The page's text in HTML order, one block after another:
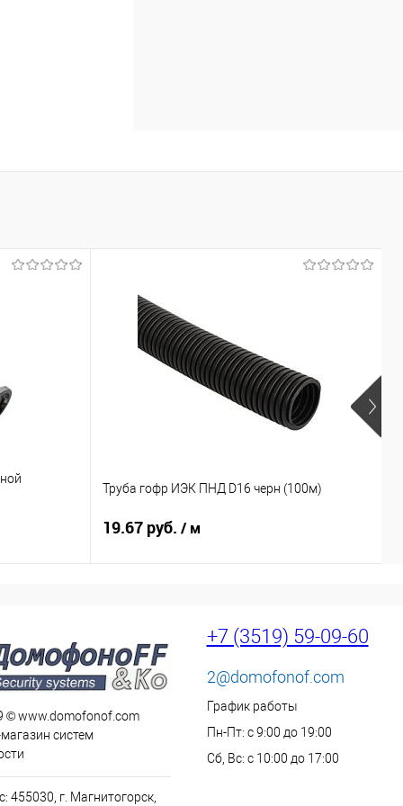
Труба гофр ИЭК ПНД D16 черн (100м)
19.67 руб. / м
© www.domofonof.com
систем
455030, г. Магнитогорск,
+7 (3519) 59-09-60
2@domofonof.com
График работы
Пн-Пт: с 9:00 до 19:00
Сб, Вс: с 10:00 до 17:00